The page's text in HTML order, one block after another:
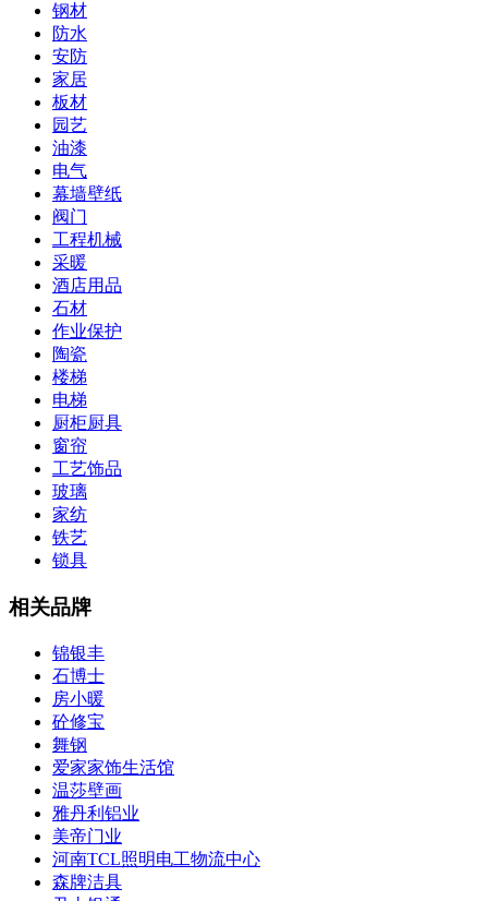
钢材
防水
安防
家居
板材
园艺
油漆
电气
幕墙壁纸
阀门
工程机械
采暖
酒店用品
石材
作业保护
陶瓷
楼梯
电梯
厨柜厨具
窗帘
工艺饰品
玻璃
家纺
铁艺
锁具
相关品牌
锦银丰
石博士
房小暖
砼修宝
舞钢
爱家家饰生活馆
温莎壁画
雅丹利铝业
美帝门业
河南TCL照明电工物流中心
森牌洁具